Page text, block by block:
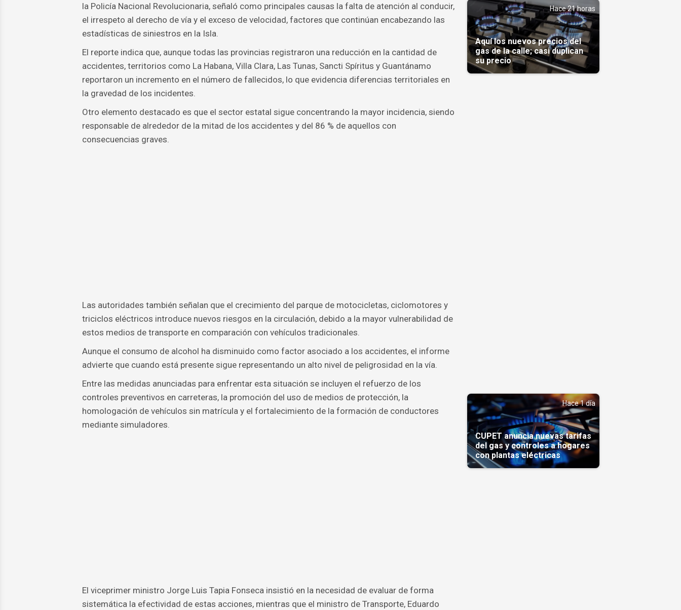
la Policía Nacional Revolucionaria, señaló como principales causas la falta de atención al conducir,
el irrespeto al derecho de vía y el exceso de velocidad, factores que continúan encabezando las
estadísticas de siniestros en la Isla.
El reporte indica que, aunque todas las provincias registraron una reducción en la cantidad de
accidentes, territorios como La Habana, Villa Clara, Las Tunas, Sancti Spíritus y Guantánamo
reportaron un incremento en el número de fallecidos, lo que evidencia diferencias territoriales en
la gravedad de los incidentes.
Otro elemento destacado es que el sector estatal sigue concentrando la mayor incidencia, siendo
responsable de alrededor de la mitad de los accidentes y del 86 % de aquellos con
consecuencias graves.
Las autoridades también señalan que el crecimiento del parque de motocicletas, ciclomotores y
triciclos eléctricos introduce nuevos riesgos en la circulación, debido a la mayor vulnerabilidad de
estos medios de transporte en comparación con vehículos tradicionales.
Aunque el consumo de alcohol ha disminuido como factor asociado a los accidentes, el informe
advierte que cuando está presente sigue representando un alto nivel de peligrosidad en la vía.
Entre las medidas anunciadas para enfrentar esta situación se incluyen el refuerzo de los
controles preventivos en carreteras, la promoción del uso de medios de protección, la
homologación de vehículos sin matrícula y el fortalecimiento de la formación de conductores
mediante simuladores.
El viceprimer ministro Jorge Luis Tapia Fonseca insistió en la necesidad de evaluar de forma
sistemática la efectividad de estas acciones, mientras que el ministro de Transporte, Eduardo
Hace 21 horas
Aquí los nuevos precios del
gas de la calle; casi duplican
su precio
Hace 1 día
CUPET anuncia nuevas tarifas
del gas y controles a hogares
con plantas eléctricas